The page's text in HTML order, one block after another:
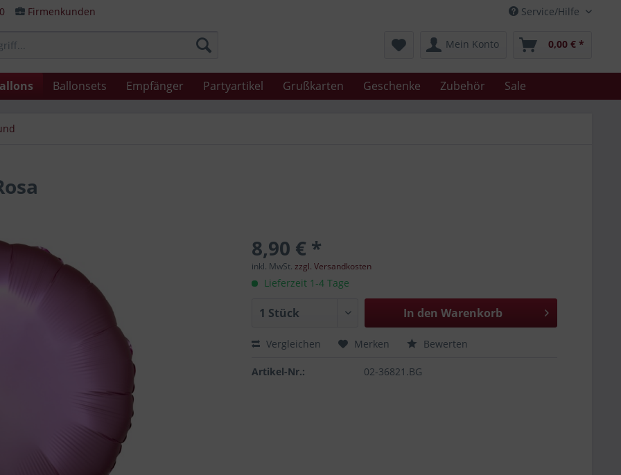
Service/Hilfe
Firmenkunden
Mein Konto 0,00 € *
Ballonsets Empfänger Partyartikel Grußkarten Geschenke Zubehör Sale
8,90 € *
inkl. MwSt.zzgl. Versandkosten
Lieferzeit 1-4 Tage
In den Warenkorb
Vergleichen Merken Bewerten
Artikel-Nr.: 02-36821.BG